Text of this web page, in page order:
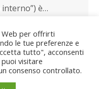
è…
Web per offrirti
le tue preferenze e
tutto", acconsenti
visitare
consenso controllato.